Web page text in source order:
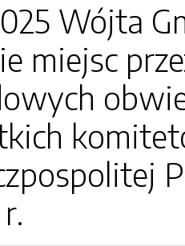
Wójta
miejsc